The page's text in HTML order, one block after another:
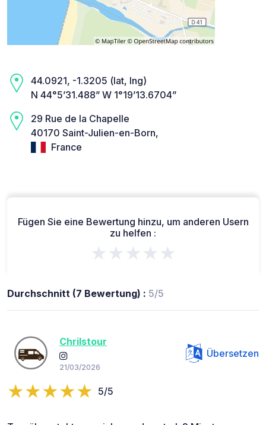
44.0921, -1.3205 (lat, lng)
N 44°5’31.488” W 1°19’13.6704”
29 Rue de la Chapelle
40170 Saint-Julien-en-Born,
France
Fügen Sie eine Bewertung hinzu, um anderen Usern
zu helfen :
★★★★★
Durchschnitt (7 Bewertung) : 5/5
Chrilstour
21/03/2026
Übersetzen
5/5